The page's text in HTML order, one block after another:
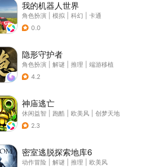
我的机器人世界
角色扮演 模拟 科幻
卡通
0.0
隐形守护者
角色扮演 解谜 推理
端游移植
4.2
神庙逃亡
休闲益智 跑酷 欧美风
创梦天地
2.3
密室逃脱探索地库6
动作冒险 解谜 推理
欧美风